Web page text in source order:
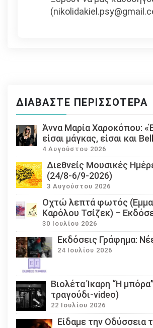
ΔΙΑΒΆΣΤΕ ΠΕΡΙΣΣΌΤΕΡΑ
Άννα Μαρία Χαροκόπου:
είσαι μάγκας, είσαι και
4 Αυγούστου 2026
Διεθνείς Μουσικές
(24/8-6/9-2026)
3 Αυγούστου 2026
Οχτώ λεπτά φωτός
Καρόλου Τσίζεκ) –
30 Ιουλίου 2026
Εκδόσεις Γράφημα:
24 Ιουλίου 2026
Βιολέτα Ίκαρη “Η
τραγούδι-video)
22 Ιουλίου 2026
Eίδαμε την Οδύσσεια